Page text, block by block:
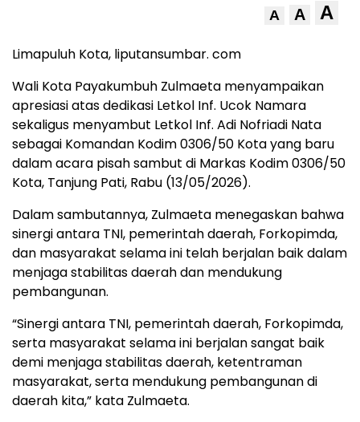
A A A
Limapuluh Kota, liputansumbar. com
Wali Kota Payakumbuh Zulmaeta menyampaikan
apresiasi atas dedikasi Letkol Inf. Ucok Namara
sekaligus menyambut Letkol Inf. Adi Nofriadi Nata
sebagai Komandan Kodim 0306/50 Kota yang baru
dalam acara pisah sambut di Markas Kodim 0306/50
Kota, Tanjung Pati, Rabu (13/05/2026).
Dalam sambutannya, Zulmaeta menegaskan bahwa
sinergi antara TNI, pemerintah daerah, Forkopimda,
dan masyarakat selama ini telah berjalan baik dalam
menjaga stabilitas daerah dan mendukung
pembangunan.
“Sinergi antara TNI, pemerintah daerah, Forkopimda,
serta masyarakat selama ini berjalan sangat baik
demi menjaga stabilitas daerah, ketentraman
masyarakat, serta mendukung pembangunan di
daerah kita,” kata Zulmaeta.